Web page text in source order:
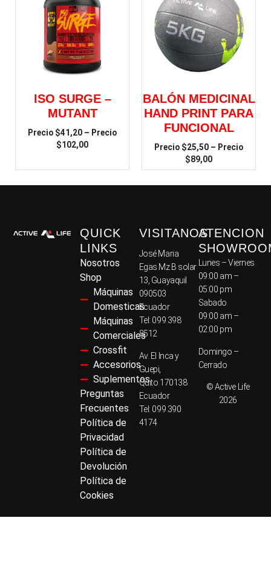
ISO SURGE –
MUTANT
$41,20 –
$102,00
BALÓN MEDICINAL
HAND PRINT PARA
FUNCIONAL
$25,50 –
$89,00
QUICK
LINKS
Nosotros
Shop
Máquinas
Domesticas
Máquinas
Comerciales
Crossfit
Accesorios
Suplementos
Preguntas
Frecuentes
Política de
Privacidad
Política de
Devolución
Política de
Cookies
VISITANOS
José Maria
Egas Mz B solar
13, Guayaquil
090503
Ecuador
Tel: 099 398
8512
Av. El Inca y
Guepi,
Quito 170138
Ecuador
Tel: 099 390
4174
ATENCION
Lunes – Viernes
09:00 am –
05:00 pm
Sabado
09:00 am –
02:00 pm
Domingo –
Cerrado
© Active Life
2026